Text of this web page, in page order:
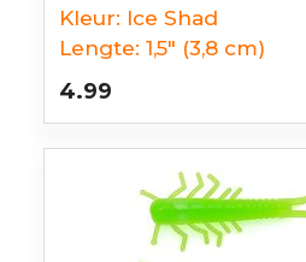
Kleur: Ice Shad
Lengte: 1,5" (3,8 cm)
4.99